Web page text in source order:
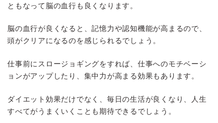
ともなって脳の血行も良くなります。
脳の血行が良くなると、記憶力や認知機能が高まるので、
頭がクリアになるのを感じられるでしょう。
仕事前にスロージョギングをすれば、仕事へのモチベーシ
ョンがアップしたり、集中力が高まる効果もあります。
ダイエット効果だけでなく、毎日の生活が良くなり、人生
すべてがうまくいくことも期待できるでしょう。